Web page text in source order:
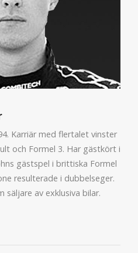
Karriär med flertalet vinster
och Formel 3. Har gästkört i
gästspel i brittiska Formel
resulterade i dubbelseger.
säljare av exklusiva bilar.